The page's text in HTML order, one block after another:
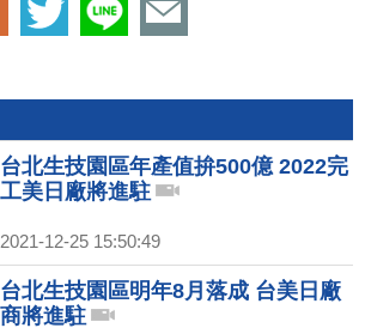
台北生技園區年產值拚500億 2022完
工美日廠將進駐
2021-12-25 15:50:49
台北生技園區明年8月落成 台美日廠
商將進駐